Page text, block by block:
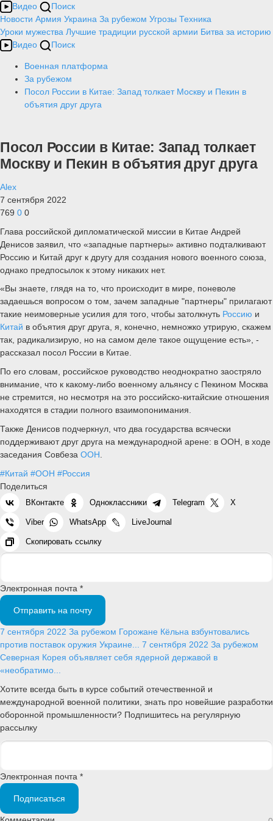
Видео
Поиск
Новости Армия Украина За рубежом Угрозы Техника
Уроки мужества Лучшие традиции русской армии Битва за историю
Видео
Поиск
Военная платформа
За рубежом
Посол России в Китае: Запад толкает Москву и Пекин в
объятия друг друга
Посол России в Китае: Запад толкает
Москву и Пекин в объятия друг друга
Alex
7 сентября 2022
769 0 0
Глава российской дипломатической миссии в Китае Андрей
Денисов заявил, что «западные партнеры» активно подталкивают
Россию и Китай друг к другу для создания нового военного союза,
однако предпосылок к этому никаких нет.
«Вы знаете, глядя на то, что происходит в мире, поневоле
задаешься вопросом о том, зачем западные "партнеры" прилагают
такие неимоверные усилия для того, чтобы затолкнуть Россию и
Китай в объятия друг друга, я, конечно, немножко утрирую, скажем
так, радикализирую, но на самом деле такое ощущение есть», -
рассказал посол России в Китае.
По его словам, российское руководство неоднократно заостряло
внимание, что к какому-либо военному альянсу с Пекином Москва
не стремится, но несмотря на это российско-китайские отношения
находятся в стадии полного взаимопонимания.
Также Денисов подчеркнул, что два государства всячески
поддерживают друг друга на международной арене: в ООН, в ходе
заседания Совбеза ООН
#Китай #ООН #Россия
Поделиться
ВКонтакте Одноклассники Telegram X
Viber WhatsApp LiveJournal
Скопировать ссылку
Электронная почта *
Отправить на почту
7 сентября 2022 За рубежом Горожане Кёльна взбунтовались
против поставок оружия Украине... 7 сентября 2022 За рубежом
Северная Корея объявляет себя ядерной державой в
«необратимо...
Хотите всегда быть в курсе событий отечественной и
международной военной политики, знать про новейшие разработки
оборонной промышленности? Подпишитесь на регулярную
рассылку
Электронная почта *
Подписаться